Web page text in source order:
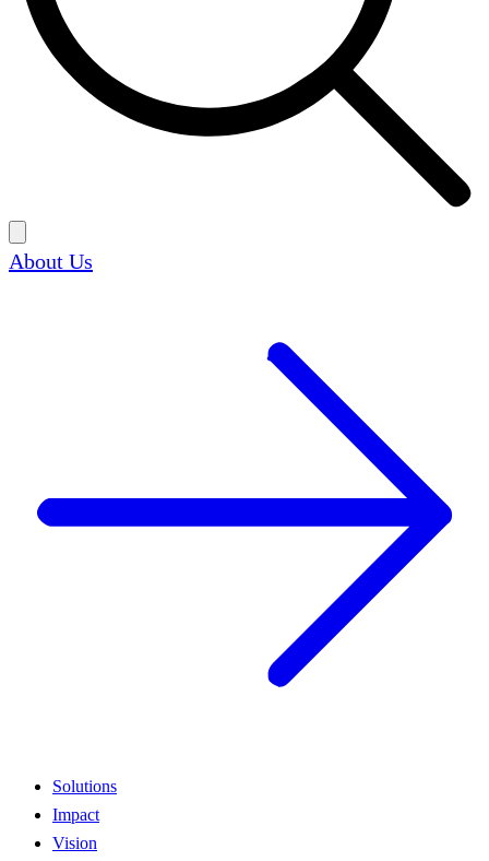
About Us
Solutions
Impact
Vision